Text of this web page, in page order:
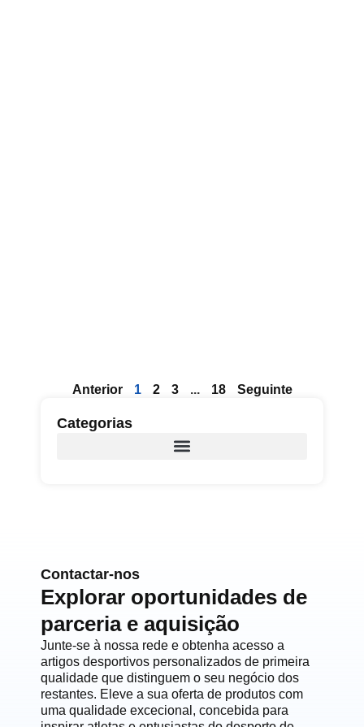
Anterior 1 2 3 ... 18 Seguinte
Categorias
Contactar-nos
Explorar oportunidades de
parceria e aquisição
Junte-se à nossa rede e obtenha acesso a
artigos desportivos personalizados de primeira
qualidade que distinguem o seu negócio dos
restantes. Eleve a sua oferta de produtos com
uma qualidade excecional, concebida para